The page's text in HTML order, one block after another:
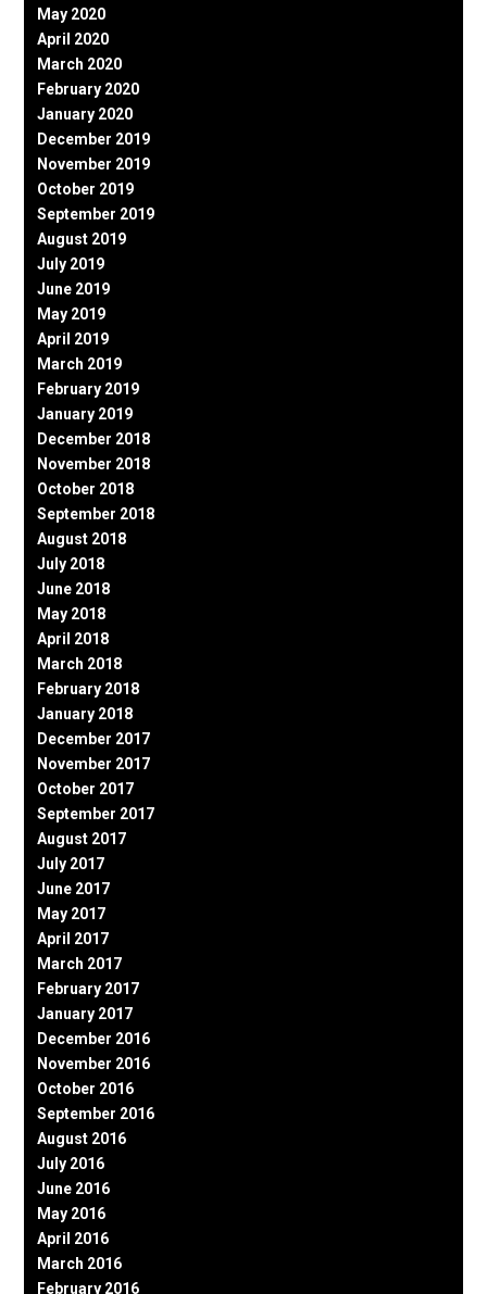
May 2020
April 2020
March 2020
February 2020
January 2020
December 2019
November 2019
October 2019
September 2019
August 2019
July 2019
June 2019
May 2019
April 2019
March 2019
February 2019
January 2019
December 2018
November 2018
October 2018
September 2018
August 2018
July 2018
June 2018
May 2018
April 2018
March 2018
February 2018
January 2018
December 2017
November 2017
October 2017
September 2017
August 2017
July 2017
June 2017
May 2017
April 2017
March 2017
February 2017
January 2017
December 2016
November 2016
October 2016
September 2016
August 2016
July 2016
June 2016
May 2016
April 2016
March 2016
February 2016